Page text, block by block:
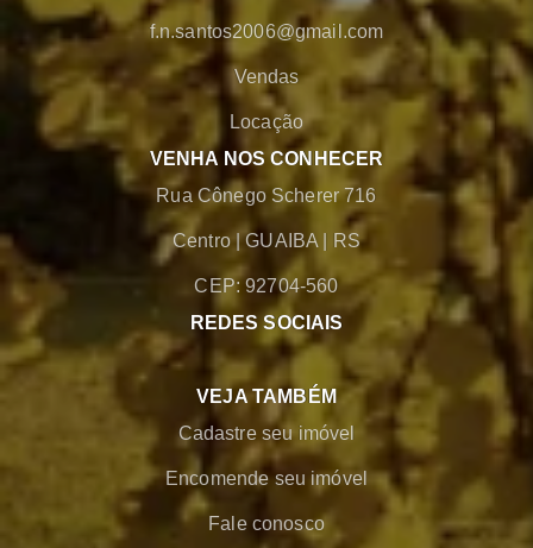
f.n.santos2006@gmail.com
Vendas
Locação
VENHA NOS CONHECER
Rua Cônego Scherer 716
Centro |GUAIBA RS
CEP: 92704-560
REDES SOCIAIS
VEJA TAMBÉM
Cadastre seu imóvel
Encomende seu imóvel
Fale conosco